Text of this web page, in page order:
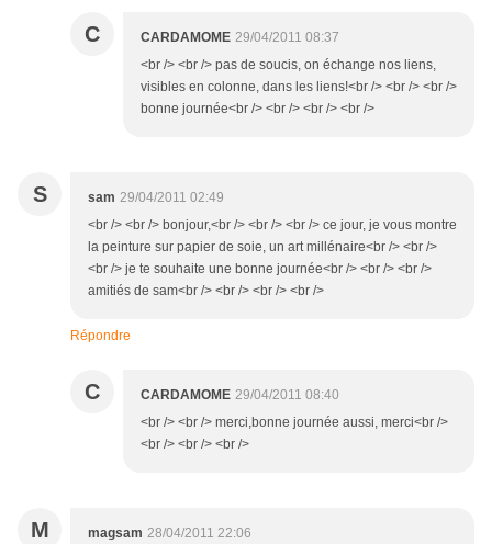
C CARDAMOME 29/04/2011 08:37
<br /> <br /> pas de soucis, on échange nos liens,
visibles en colonne, dans les liens!<br /> <br /> <br />
bonne journée<br /> <br /> <br /> <br />
S sam 29/04/2011 02:49
<br /> <br /> bonjour,<br /> <br /> <br /> ce jour, je vous montre
la peinture sur papier de soie, un art millénaire<br /> <br />
<br /> je te souhaite une bonne journée<br /> <br /> <br />
amitiés de sam<br /> <br /> <br /> <br />
Répondre
C CARDAMOME 29/04/2011 08:40
<br /> <br /> merci,bonne journée aussi, merci<br />
<br /> <br /> <br />
M magsam 28/04/2011 22:06